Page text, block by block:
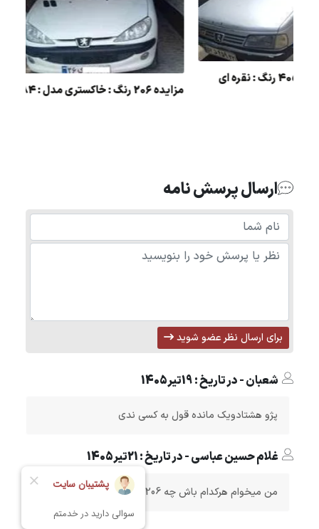
مزایده 206 رنگ : خاکستری مدل : 84
مزایده فروش 405 رنگ : نقره ای
ارسال پرسش نامه
برای ارسال نظر عضو شوید
شعبان - در تاریخ : 19تیر1405
پژو هشتادویک مانده قول به کسی ندی
غلام حسین عباسی - در تاریخ : 21تیر1405
من میخوام هرکدام باش چه 206 چه 405هرکدام